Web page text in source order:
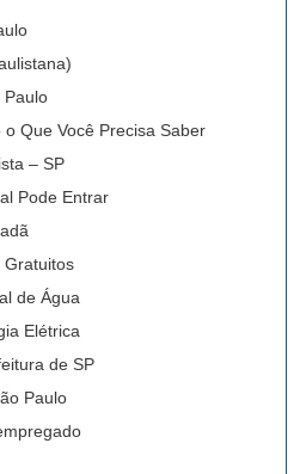
Paulo
Que Você Precisa Saber
– SP
Pode Entrar
Gratuitos
de Água
Elétrica
de SP
Paulo